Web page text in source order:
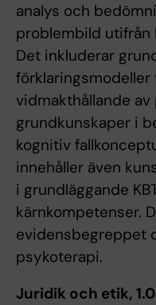
analys och
problembild
Det inkluderar
vidmakthållande
grundkunskaper i
kognitiv
innehåller även
i grundläggande
kärnkompetenser.
evidensbegreppet
psykoterapi.
Juridik och etik,